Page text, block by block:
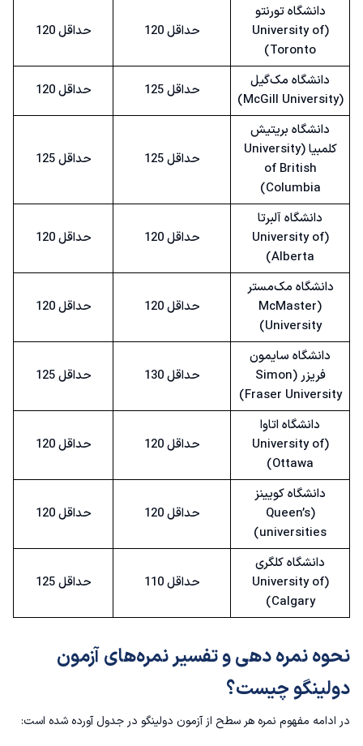
دانشگاه تورنتو
(University of
Toronto)
حداقل 120 حداقل 120
دانشگاه مک‌گیل
(McGill University)
حداقل 125 حداقل 120
دانشگاه بریتیش
کلمبیا (University
of British
Columbia)
حداقل 125 حداقل 125
دانشگاه آلبرتا
(University of
Alberta)
حداقل 120 حداقل 120
دانشگاه مک‌مستر
(McMaster
University)
حداقل 120 حداقل 120
دانشگاه سایمون
فریزر (Simon
Fraser University)
حداقل 130 حداقل 125
دانشگاه اتاوا
(University of
Ottawa)
حداقل 120 حداقل 120
دانشگاه کویینز
(Queen’s
universities)
حداقل 120 حداقل 120
دانشگاه کلگری
(University of
Calgary)
حداقل 110 حداقل 125
نحوه نمره دهی و تفسیر نمره‌های آزمون
دولینگو چیست؟
در ادامه مفهوم نمره هر سطح از آزمون دولینگو در جدول آورده شده است: